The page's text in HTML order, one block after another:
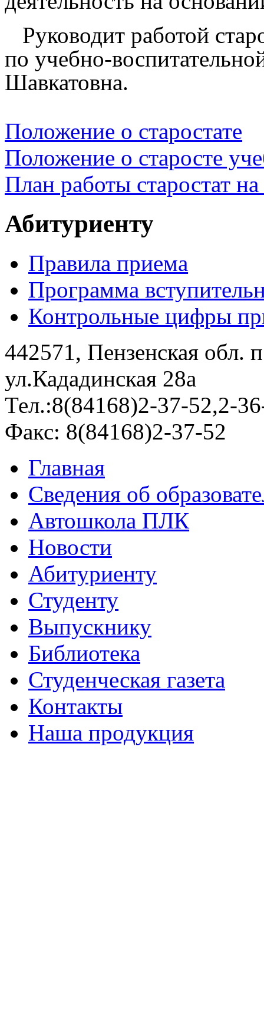
Руководит работой
по учебно-
Шавкатовна.
Положение о старостате
Положение о старосте
План работы старостат
Абитуриенту
Правила приема
Программа
Контрольные цифры
442571, Пензенская обл.
ул.Кададинская 28а
Тел.:8(84168)2-37-52,2-
Факс: 8(84168)2-37-52
Главная
Сведения об
Автошкола ПЛК
Новости
Абитуриенту
Студенту
Выпускнику
Библиотека
Студенческая газета
Контакты
Наша продукция